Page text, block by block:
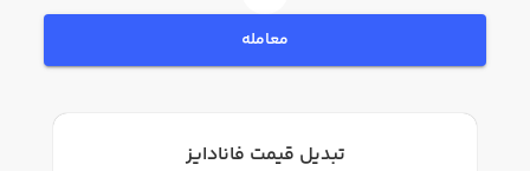
معامله
تبدیل قیمت فانادایز